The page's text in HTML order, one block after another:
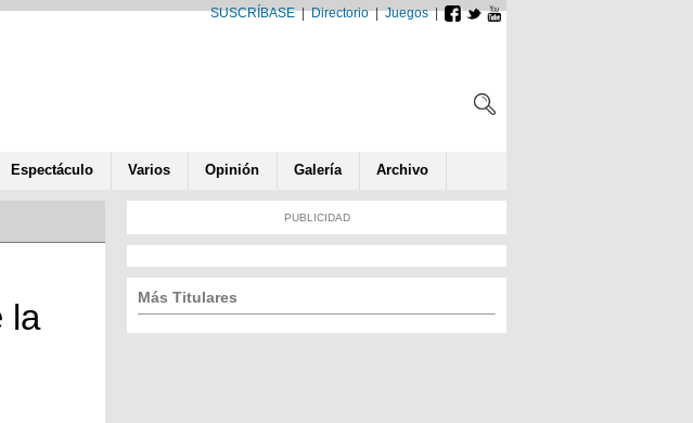
SUSCRÍBASE|Directorio|Juegos|
Espectáculo Varios Opinión Galería Archivo
la
PUBLICIDAD
Más Titulares